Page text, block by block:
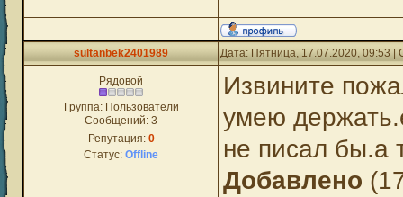
sultanbek2401989 Дата: Пятница, 17.07.2020, 09:53
Рядовой
Группа: Пользователи
Сообщений: 3
Репутация: 0
Статус: Offline
Извините
умею
не писал бы.а
Добавлено